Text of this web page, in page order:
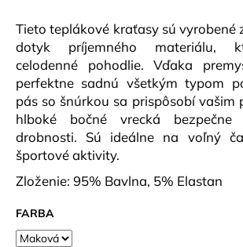
Tieto teplákové kraťasy sú vyrobené
dotyk príjemného materiálu,
celodenné pohodlie. Vďaka
perfektne sadnú všetkým typom
pás so šnúrkou sa prispôsobí vašim
hlboké bočné vrecká
drobnosti. Sú ideálne na voľný
športové aktivity.
Zloženie: 95% Bavlna, 5% Elastan
FARBA
a
m
e
PÁNSKE
KRAŤASY
BREEZE
ČERVENÁ
€22,90